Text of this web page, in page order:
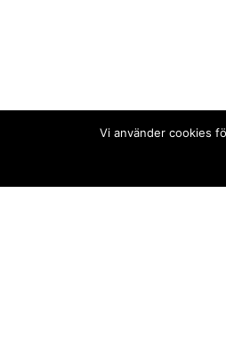
Vi använder cookies